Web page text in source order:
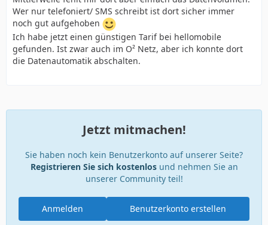
Wer nur telefoniert/ SMS schreibt ist dort sicher immer
noch gut aufgehoben
Ich habe jetzt einen günstigen Tarif bei hellomobile
gefunden. Ist zwar auch im O² Netz, aber ich konnte dort
die Datenautomatik abschalten.
Jetzt mitmachen!
Sie haben noch kein Benutzerkonto auf unserer Seite?
Registrieren Sie sich kostenlosund nehmen Sie an
unserer Community teil!
Benutzerkonto erstellen
Anmelden